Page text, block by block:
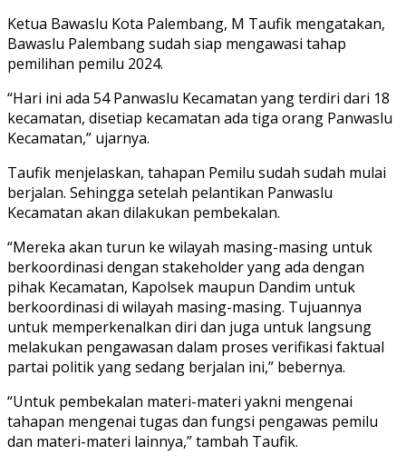
Ketua Bawaslu Kota Palembang, M Taufik mengatakan,
Bawaslu Palembang sudah siap mengawasi tahap
pemilihan pemilu 2024.
“Hari ini ada 54 Panwaslu Kecamatan yang terdiri dari 18
kecamatan, disetiap kecamatan ada tiga orang Panwaslu
Kecamatan,” ujarnya.
Taufik menjelaskan, tahapan Pemilu sudah sudah mulai
berjalan. Sehingga setelah pelantikan Panwaslu
Kecamatan akan dilakukan pembekalan.
“Mereka akan turun ke wilayah masing-masing untuk
berkoordinasi dengan stakeholder yang ada dengan
pihak Kecamatan, Kapolsek maupun Dandim untuk
berkoordinasi di wilayah masing-masing. Tujuannya
untuk memperkenalkan diri dan juga untuk langsung
melakukan pengawasan dalam proses verifikasi faktual
partai politik yang sedang berjalan ini,” bebernya.
“Untuk pembekalan materi-materi yakni mengenai
tahapan mengenai tugas dan fungsi pengawas pemilu
dan materi-materi lainnya,” tambah Taufik.